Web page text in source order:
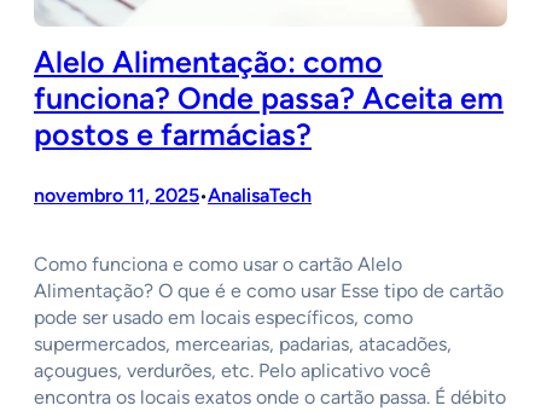
Alelo Alimentação: como
funciona? Onde passa? Aceita em
postos e farmácias?
novembro 11, 2025•AnalisaTech
Como funciona e como usar o cartão Alelo
Alimentação? O que é e como usar Esse tipo de cartão
pode ser usado em locais específicos, como
supermercados, mercearias, padarias, atacadões,
açougues, verdurões, etc. Pelo aplicativo você
encontra os locais exatos onde o cartão passa. É débito